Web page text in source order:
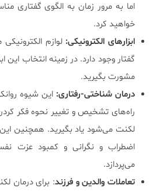
اما به مرور زمان به الگوی گفتاری
خواهید کرد.
ابزارهای الکترونیکی: لوازم
گفتار وجود دارد. در زمینه انتخاب این
مشورت بگیرید.
درمان شناختی-رفتاری: این شیوه
راه‌های تشخیص و تغییر نحوه فکر
لکنت می‌شود یاد بگیرید. همچنین
اضطراب و نگرانی و کمبود عزت
می‌پردازد.
تعاملات والدین و فرزند: برای درمان